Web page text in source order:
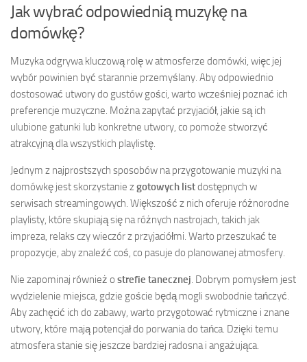
Jak wybrać odpowiednią muzykę na
domówkę?
Muzyka odgrywa kluczową rolę w atmosferze domówki, więc jej
wybór powinien być starannie przemyślany. Aby odpowiednio
dostosować utwory do gustów gości, warto wcześniej poznać ich
preferencje muzyczne. Można zapytać przyjaciół, jakie są ich
ulubione gatunki lub konkretne utwory, co pomoże stworzyć
atrakcyjną dla wszystkich playlistę.
Jednym z najprostszych sposobów na przygotowanie muzyki na
domówkę jest skorzystanie zgotowych listdostępnych w
serwisach streamingowych. Większość z nich oferuje różnorodne
playlisty, które skupiają się na różnych nastrojach, takich jak
impreza, relaks czy wieczór z przyjaciółmi. Warto przeszukać te
propozycje, aby znaleźć coś, co pasuje do planowanej atmosfery.
Nie zapominaj również o strefie tanecznej. Dobrym pomysłem jest
wydzielenie miejsca, gdzie goście będą mogli swobodnie tańczyć.
Aby zachęcić ich do zabawy, warto przygotować rytmiczne i znane
utwory, które mają potencjał do porwania do tańca. Dzięki temu
atmosfera stanie się jeszcze bardziej radosna i angażująca.